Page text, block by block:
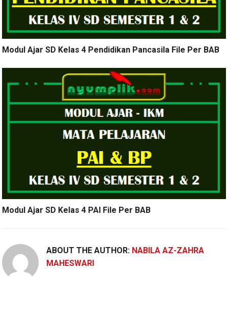
Modul Ajar SD Kelas 4 Pendidikan Pancasila File Per BAB
Modul Ajar SD Kelas 4 PAI File Per BAB
ABOUT THE AUTHOR: NABILA AZ-ZAHRA
MAHESWARI